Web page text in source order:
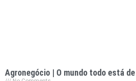
Agronegócio | O mundo todo está